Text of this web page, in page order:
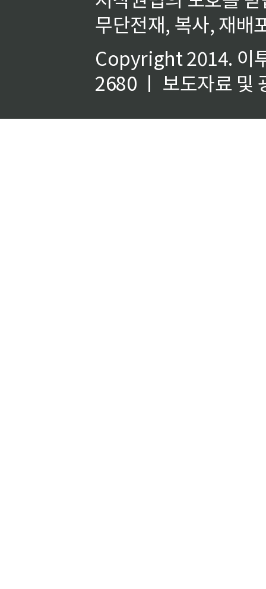
무단전재, 복사, 재배
Copyright 2014. 이
2680 ㅣ 보도자료